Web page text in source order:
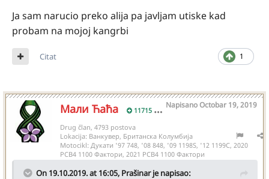
Ja sam narucio preko alija pa javljam utiske kad
probam na mojoj kangrbi
1
Citat
Мали Ћаћа 11715
NapisanoOctobar 19, 2019
Drug član, 4793 postova
Lokacija: Ванкувер, Британска Колумбија
Motocikl: Дукати '97 748, '08 848, '09 1198S, '12 1199С, 2020
РСВ4 1100 Фактори, 2021 РСВ4 1100 Фактори
On 19.10.2019. at 16:05, Prašinarje napisao: